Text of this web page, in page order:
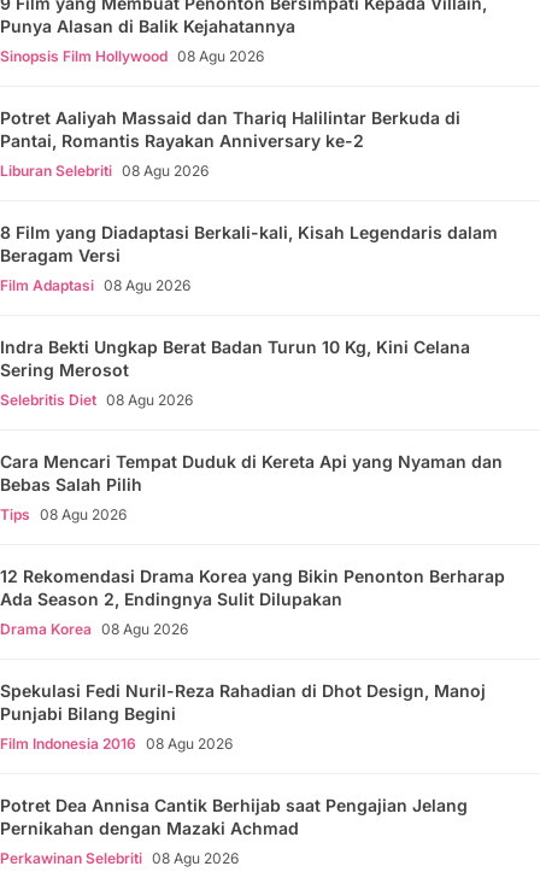
Punya Alasan di Balik Kejahatannya
Sinopsis Film Hollywood 08 Agu 2026
Potret Aaliyah Massaid dan Thariq Halilintar Berkuda di
Pantai, Romantis Rayakan Anniversary ke-2
Liburan Selebriti 08 Agu 2026
8 Film yang Diadaptasi Berkali-kali, Kisah Legendaris dalam
Beragam Versi
Film Adaptasi 08 Agu 2026
Indra Bekti Ungkap Berat Badan Turun 10 Kg, Kini Celana
Sering Merosot
Selebritis Diet 08 Agu 2026
Cara Mencari Tempat Duduk di Kereta Api yang Nyaman dan
Bebas Salah Pilih
Tips 08 Agu 2026
12 Rekomendasi Drama Korea yang Bikin Penonton Berharap
Ada Season 2, Endingnya Sulit Dilupakan
Drama Korea 08 Agu 2026
Spekulasi Fedi Nuril-Reza Rahadian di Dhot Design, Manoj
Punjabi Bilang Begini
Film Indonesia 2016 08 Agu 2026
Potret Dea Annisa Cantik Berhijab saat Pengajian Jelang
Pernikahan dengan Mazaki Achmad
Perkawinan Selebriti 08 Agu 2026